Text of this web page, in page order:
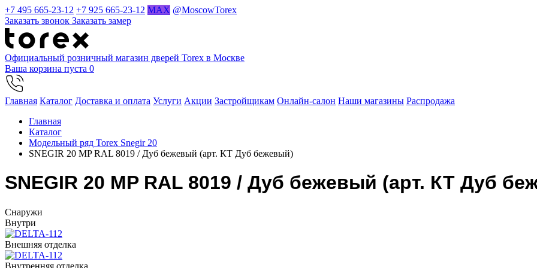
+7 495 665-23-12 +7 925 665-23-12 MAX @MoscowTorex
Заказать звонок Заказать замер
Официальный розничный магазин дверей Torex в Москве
Ваша корзина пуста 0
Главная Каталог Доставка и оплата Услуги Акции Застройщикам Онлайн-салон Наши магазины Распродажа
Главная
Каталог
Модельный ряд Torex Snegir 20
SNEGIR 20 MP RAL 8019 / Дуб бежевый (арт. КТ Дуб бежевый)
SNEGIR 20 MP RAL 8019 / Дуб бежевый (арт. КТ Дуб
Cнаружи
Внутри
Внешняя отделка
Внутренняя отделка